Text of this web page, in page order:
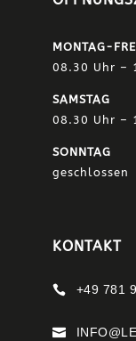
MONTAG-
08.30 Uhr –
SAMSTAG
08.30 Uhr –
SONNTAG
geschlossen
KONTAKT
 +49 781
